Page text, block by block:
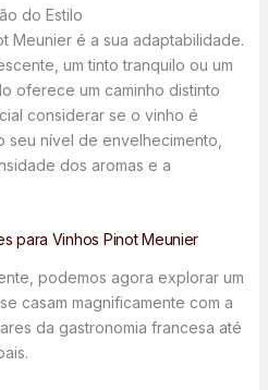
do Estilo
Meunier é a sua adaptabilidade.
um tinto tranquilo ou um
oferece um caminho distinto
considerar se o vinho é
seu nível de envelhecimento,
dos aromas e a
para Vinhos Pinot Meunier
podemos agora explorar um
casam magnificamente com a
da gastronomia francesa até